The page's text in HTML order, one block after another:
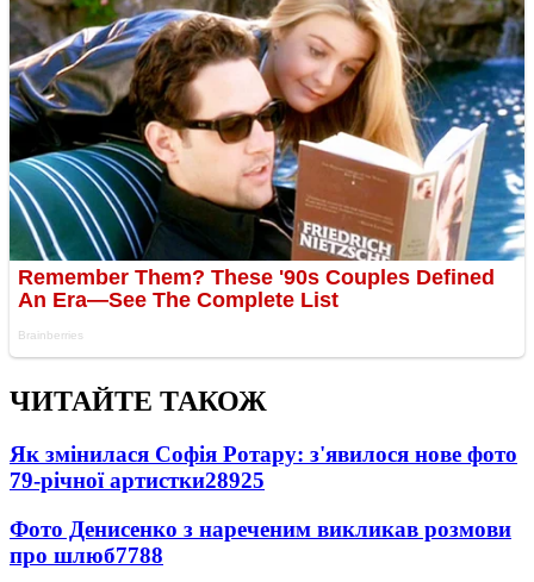
ЧИТАЙТЕ ТАКОЖ
Як змінилася Софія Ротару: з'явилося нове фото
79-річної артистки28925
Фото Денисенко з нареченим викликав розмови
про шлюб7788